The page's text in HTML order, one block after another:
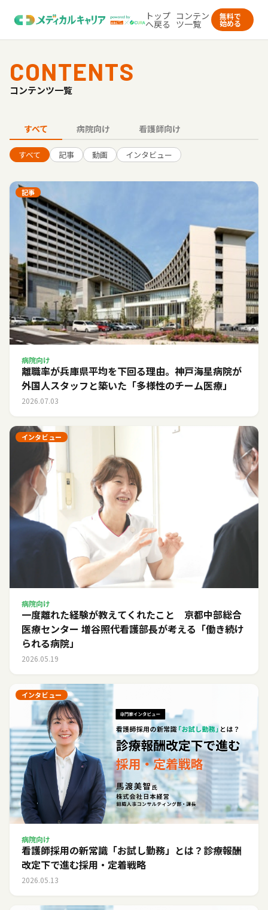
トップ
へ戻る
コンテン
ツ一覧
無料で
始める
CONTENTS
コンテンツ一覧
すべて 病院向け 看護師向け
すべて 記事 動画 インタビュー
記事
病院向け
離職率が兵庫県平均を下回る理由。神戸海星病院が
外国人スタッフと築いた「多様性のチーム医療」
2026.07.03
インタビュー
病院向け
一度離れた経験が教えてくれたこと 京都中部総合
医療センター 増谷照代看護部長が考える「働き続け
られる病院」
2026.05.19
インタビュー
病院向け
看護師採用の新常識「お試し勤務」とは？診療報酬
改定下で進む採用・定着戦略
2026.05.13